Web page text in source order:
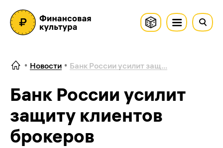
Новости Банк России усилит защ...
Банк России усилит
защиту клиентов
брокеров